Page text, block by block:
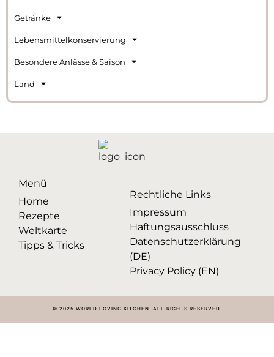
Getränke
Lebensmittelkonservierung
Besondere Anlässe & Saison
Land
Menü
Home
Rezepte
Weltkarte
Tipps & Tricks
Rechtliche Links
Impressum
Haftungsausschluss
Datenschutzerklärung
(DE)
Privacy Policy (EN)
© 2025 WORLD LOVING KITCHEN. ALL RIGHTS RESERVED.